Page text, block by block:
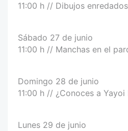
11:00 h // Dibujos enredados
Sábado 27 de junio
11:00 h // Manchas en el
Domingo 28 de junio
11:00 h // ¿Conoces a Yayoi
Lunes 29 de junio